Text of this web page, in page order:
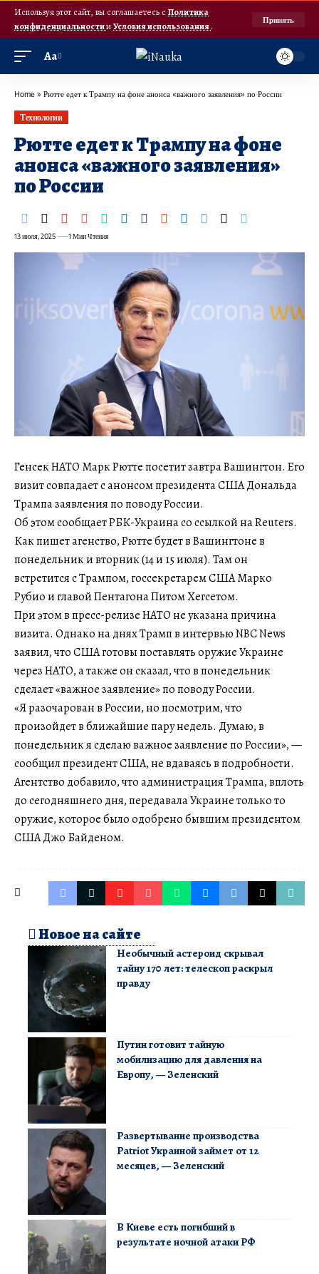
Используя этот сайт, вы соглашаетесь с Политика
конфиденциальностииУсловия использования.
Принять
Аа
Home » Рютте едет к Трампу на фоне анонса «важного заявления» по России
Технологии
Рютте едет к Трампу на фоне
анонса «важного заявления»
по России
13 июля, 2025 1 Мин Чтения
Генсек НАТО Марк Рютте посетит завтра Вашингтон. Его
визит совпадает с анонсом президента США Дональда
Трампа заявления по поводу России.
Об этом сообщает РБК-Украина со ссылкой на Reuters.
Как пишет агенство, Рютте будет в Вашингтоне в
понедельник и вторник (14 и 15 июля). Там он
встретится с Трампом, госсекретарем США Марко
Рубио и главой Пентагона Питом Хегсетом.
При этом в пресс-релизе НАТО не указана причина
визита. Однако на днях Трамп в интервью NBC News
заявил, что США готовы поставлять оружие Украине
через НАТО, а также он сказал, что в понедельник
сделает «важное заявление» по поводу России.
«Я разочарован в России, но посмотрим, что
произойдет в ближайшие пару недель. Думаю, в
понедельник я сделаю важное заявление по России», —
сообщил президент США, не вдаваясь в подробности.
Агентство добавило, что администрация Трампа, вплоть
до сегодняшнего дня, передавала Украине только то
оружие, которое было одобрено бывшим президентом
США Джо Байденом.
Новое на сайте
Необычный астероид скрывал
тайну 170 лет: телескоп раскрыл
правду
Путин готовит тайную
мобилизацию для давления на
Европу, — Зеленский
Развертывание производства
Patriot Украиной займет от 12
месяцев, — Зеленский
В Киеве есть погибший в
результате ночной атаки РФ